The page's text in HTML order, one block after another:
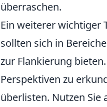
überraschen.
Ein weiterer wichtiger
sollten sich in
zur Flankierung
Perspektiven zu
überlisten. Nutzen Sie